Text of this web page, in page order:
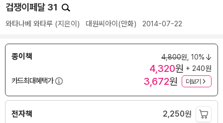
겁쟁이페달 31
와타나베 와타루 (지은이) 대원씨아이(만화) 2014-07-22
종이책 4,800원, 10%
4,320원 + 240원
카드최대혜택가
3,672원 더보기
전자책 2,250원